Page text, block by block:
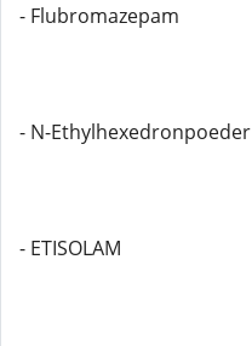
- Flubromazepam
- N-Ethylhexedronpoeder
- ETISOLAM